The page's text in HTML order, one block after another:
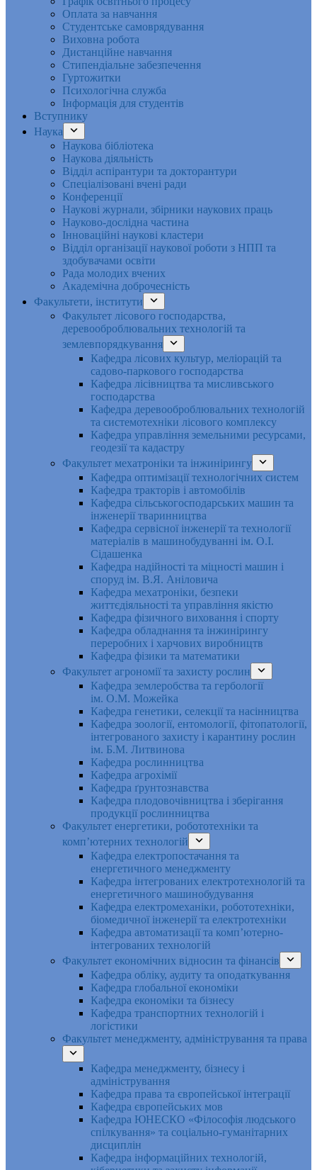
Оплата за навчання
Студентське самоврядування
Виховна робота
Дистанційне навчання
Стипендіальне забезпечення
Гуртожитки
Психологічна служба
Інформація для студентів
Вступнику
Наука
Наукова бібліотека
Наукова діяльність
Відділ аспірантури та докторантури
Спеціалізовані вчені ради
Конференції
Наукові журнали, збірники наукових праць
Науково-дослідна частина
Інноваційні наукові кластери
Відділ організації наукової роботи з НПП та
здобувачами освіти
Рада молодих вчених
Академічна доброчесність
Факультети, інститути
Факультет лісового господарства,
деревооброблювальних технологій та
землевпорядкування
Кафедра лісових культур, меліорацій та
садово-паркового господарства
Кафедра лісівництва та мисливського
господарства
Кафедра деревооброблювальних технологій
та системотехніки лісового комплексу
Кафедра управління земельними ресурсами,
геодезії та кадастру
Факультет мехатроніки та інжинірингу
Кафедра оптимізації технологічних систем
Кафедра тракторів і автомобілів
Кафедра сільськогосподарських машин та
інженерії тваринництва
Кафедра cервісної інженерії та технології
матеріалів в машинобудуванні ім. О.І.
Сідашенка
Кафедра надійності та міцності машин і
споруд ім. В.Я. Аніловича
Кафедра мехатроніки, безпеки
життєдіяльності та управління якістю
Кафедра фізичного виховання і спорту
Кафедра обладнання та інжинірингу
переробних і харчових виробництв
Кафедра фізики та математики
Факультет агрономії та захисту рослин
Кафедра землеробства та гербології
ім. О.М. Можейка
Кафедра генетики, селекції та насінництва
Кафедра зоології, ентомології, фітопатології,
інтегрованого захисту і карантину рослин
ім. Б.М. Литвинова
Кафедра рослинництва
Кафедра агрохімії
Кафедра ґрунтознавства
Кафедра плодовочівництва і зберігання
продукції рослинництва
Факультет енергетики, робототехніки та
комп’ютерних технологій
Кафедра електропостачання та
енергетичного менеджменту
Кафедра інтегрованих електротехнологій та
енергетичного машинобудування
Кафедра електромеханіки, робототехніки,
біомедичної інженерії та електротехніки
Кафедра автоматизації та комп’ютерно-
інтегрованих технологій
Факультет економічних відносин та фінансів
Кафедра обліку, аудиту та оподаткування
Кафедра глобальної економіки
Кафедра економіки та бізнесу
Кафедра транспортних технологій і
логістики
Факультет менеджменту, адміністрування та права
Кафедра менеджменту, бізнесу і
адміністрування
Кафедра права та європейської інтеграції
Кафедра європейських мов
Кафедра ЮНЕСКО «Філософія людського
спілкування» та соціально-гуманітарних
дисциплін
Кафедра інформаційних технологій,